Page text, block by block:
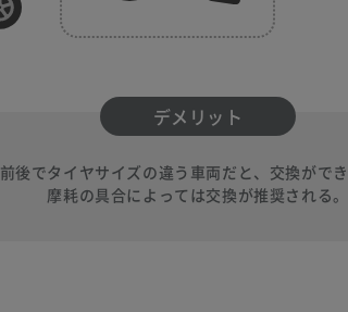
デメリット
前後でタイヤサイズの違う車両だと、 交換ができ
摩耗の具合によっては交換が推奨される。